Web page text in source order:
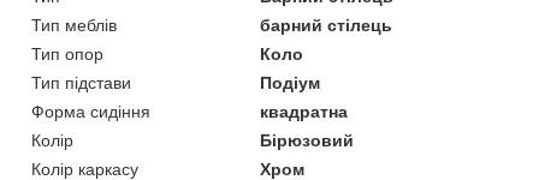
Тип меблів
барний стілець
Тип опор
Коло
Тип підстави
Подіум
Форма сидіння
квадратна
Колір
Бірюзовий
Колір каркасу
Хром